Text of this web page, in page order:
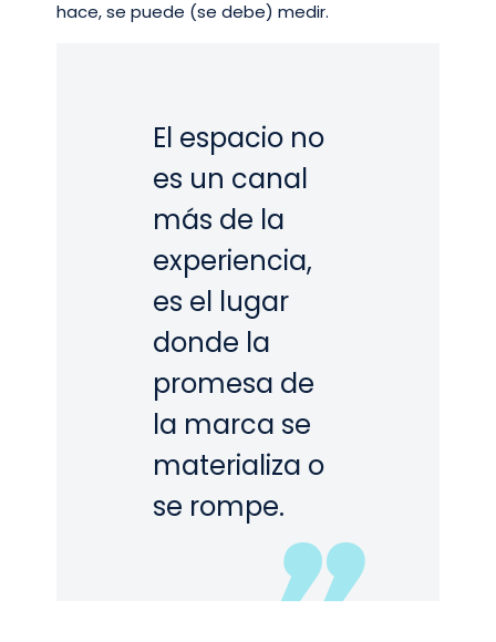
hace, se puede (se debe) medir.
El espacio no
es un canal
más de la
experiencia,
es el lugar
donde la
promesa de
la marca se
materializa o
se rompe.